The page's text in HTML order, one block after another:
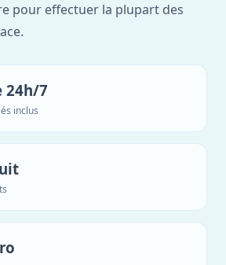
pour effectuer la plupart des
24h/7
inclus